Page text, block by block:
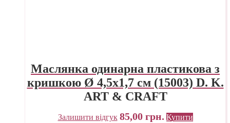
Маслянка одинарна пластикова з
кришкою Ø 4,5х1,7 см (15003) D. K.
ART & CRAFT
Залишити відгук 85,00 грн. Купити